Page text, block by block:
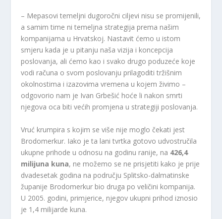
– Mepasovi temeljni dugoročni ciljevi nisu se promijenili,
a samim time ni temeljna strategija prema našim
kompanijama u Hrvatskoj. Nastavit ćemo u istom
smjeru kada je u pitanju naša vizija i koncepcija
poslovanja, ali ćemo kao i svako drugo poduzeće koje
vodi računa o svom poslovanju prilagoditi tržišnim
okolnostima i izazovima vremena u kojem živimo –
odgovorio nam je Ivan Grbešić hoće li nakon smrti
njegova oca biti većih promjena u strategiji poslovanja.
Vruć krumpira s kojim se više nije moglo čekati jest
Brodomerkur. Iako je ta lani tvrtka gotovo udvostručila
ukupne prihode u odnosu na godinu ranije, na 426,4
milijuna kuna, ne možemo se ne prisjetiti kako je prije
dvadesetak godina na području Splitsko-dalmatinske
županije Brodomerkur bio druga po veličini kompanija.
U 2005. godini, primjerice, njegov ukupni prihod iznosio
je 1,4 milijarde kuna.